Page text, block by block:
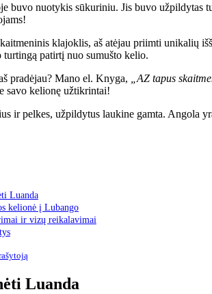
buvo nuotykis sūkuriniu. Jis buvo užpildytas
klajoklis, aš atėjau priimti unikalių
patirtį nuo sumušto kelio.
pradėjau? Mano el. Knyga,
„AZ tapus
savo kelionę užtikrintai!
ir pelkes, užpildytus laukine gamta. Angola
Luanda
kelionė į Lubango
ir vizų reikalavimai
Luanda